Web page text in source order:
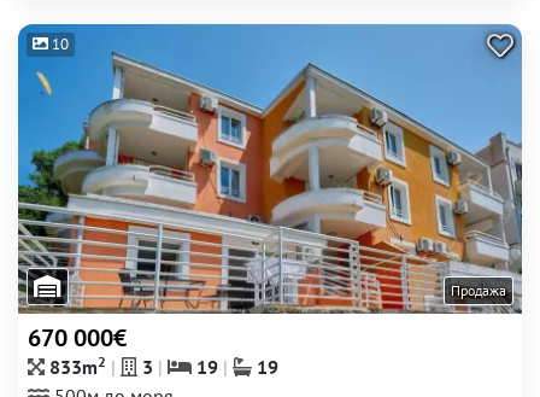
10
Продажа
670 000€
833m2 3 19
19